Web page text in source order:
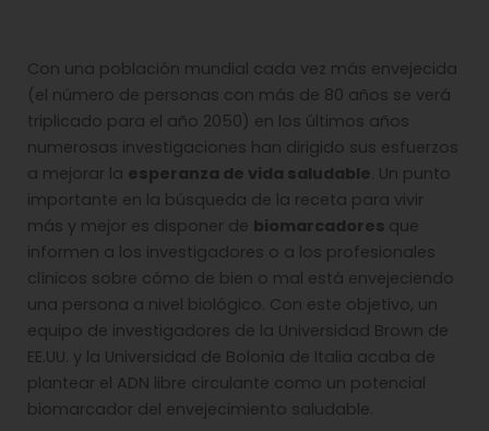
Con una población mundial cada vez más envejecida
(el número de personas con más de 80 años se verá
triplicado para el año 2050) en los últimos años
numerosas investigaciones han dirigido sus esfuerzos
a mejorar la esperanza de vida saludable. Un punto
importante en la búsqueda de la receta para vivir
más y mejor es disponer de biomarcadores que
informen a los investigadores o a los profesionales
clínicos sobre cómo de bien o mal está envejeciendo
una persona a nivel biológico. Con este objetivo, un
equipo de investigadores de la Universidad Brown de
EE.UU. y la Universidad de Bolonia de Italia acaba de
plantear el ADN libre circulante como un potencial
biomarcador del envejecimiento saludable.